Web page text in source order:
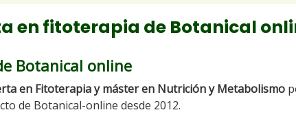
en fitoterapia de Botanical
Botanical online
en Fitoterapia y máster en Nutrición y Metabolismo
de Botanical-online desde 2012.